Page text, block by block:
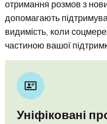
отримання розмов з
допомагають
видимість, коли
частиною вашої
Уніфіковані